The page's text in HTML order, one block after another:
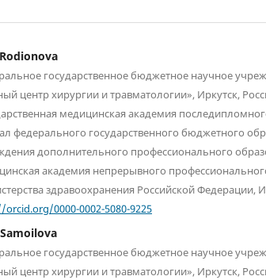
государственное бюджетное научное
центр хирургии и травматологии», Иркутск,
медицинская академия
федерального государственного бюджетного
дополнительного профессионального
академия непрерывного
здравоохранения Российской Федерации,
0000-0002-5080-9225
государственное бюджетное научное
центр хирургии и травматологии», Иркутск,